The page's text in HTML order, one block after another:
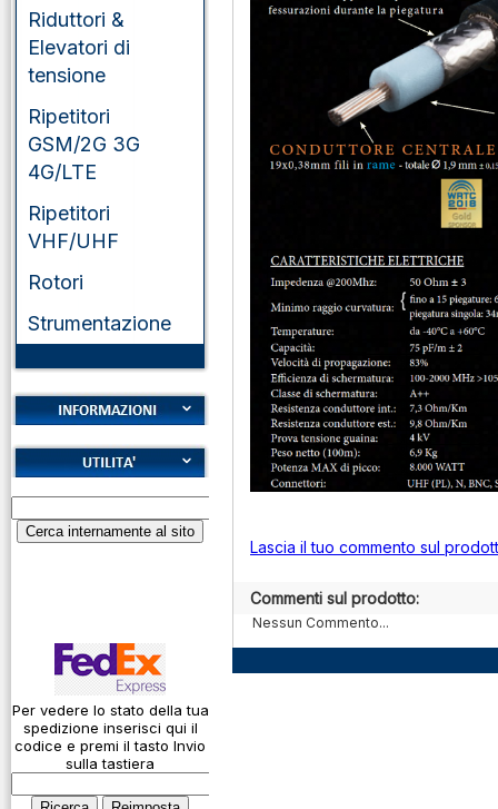
Riduttori &
Elevatori di
tensione
Ripetitori
GSM/2G 3G
4G/LTE
Ripetitori
VHF/UHF
Rotori
Strumentazione
Cookies
Diritto di recesso
Garanzie
Alfabeto Fonetico
ICAO
Codice Q
Come si usa un
cavo
Connessioni
microfoniche
Cosa è l' ADS-B
Per vedere lo stato della tua
spedizione inserisci qui il
codice e premi il tasto Invio
sulla tastiera
Lascia il tuo commento sul
Commenti sul prodotto:
Nessun Commento...